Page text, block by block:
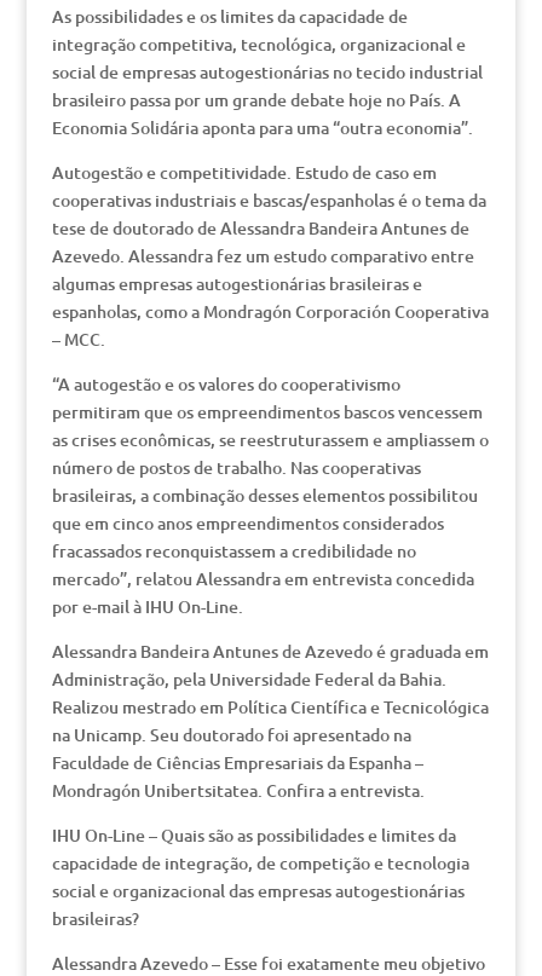
As possibilidades e os limites da capacidade de
integração competitiva, tecnológica, organizacional e
social de empresas autogestionárias no tecido industrial
brasileiro passa por um grande debate hoje no País. A
Economia Solidária aponta para uma “outra economia”.
Autogestão e competitividade. Estudo de caso em
cooperativas industriais e bascas/espanholas é o tema da
tese de doutorado de Alessandra Bandeira Antunes de
Azevedo. Alessandra fez um estudo comparativo entre
algumas empresas autogestionárias brasileiras e
espanholas, como a Mondragón Corporación Cooperativa
– MCC.
“A autogestão e os valores do cooperativismo
permitiram que os empreendimentos bascos vencessem
as crises econômicas, se reestruturassem e ampliassem o
número de postos de trabalho. Nas cooperativas
brasileiras, a combinação desses elementos possibilitou
que em cinco anos empreendimentos considerados
fracassados reconquistassem a credibilidade no
mercado”, relatou Alessandra em entrevista concedida
por e-mail à IHU On-Line.
Alessandra Bandeira Antunes de Azevedo é graduada em
Administração, pela Universidade Federal da Bahia.
Realizou mestrado em Política Científica e Tecnicológica
na Unicamp. Seu doutorado foi apresentado na
Faculdade de Ciências Empresariais da Espanha –
Mondragón Unibertsitatea. Confira a entrevista.
IHU On-Line – Quais são as possibilidades e limites da
capacidade de integração, de competição e tecnologia
social e organizacional das empresas autogestionárias
brasileiras?
Alessandra Azevedo – Esse foi exatamente meu objetivo